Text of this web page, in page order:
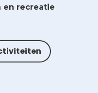
en recreatie